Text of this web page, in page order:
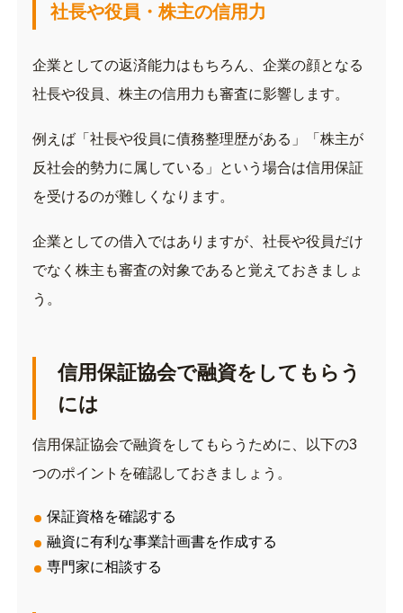
社長や役員・株主の信用力
企業としての返済能力はもちろん、企業の顔となる
社長や役員、株主の信用力も審査に影響します。
例えば「社長や役員に債務整理歴がある」「株主が
反社会的勢力に属している」という場合は信用保証
を受けるのが難しくなります。
企業としての借入ではありますが、社長や役員だけ
でなく株主も審査の対象であると覚えておきましょ
う。
信用保証協会で融資をしてもらう
には
信用保証協会で融資をしてもらうために、以下の3
つのポイントを確認しておきましょう。
保証資格を確認する
融資に有利な事業計画書を作成する
専門家に相談する